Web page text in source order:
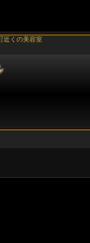
近くの美容室